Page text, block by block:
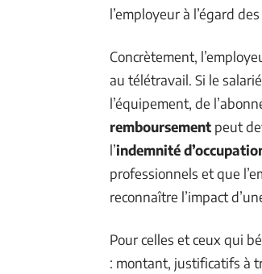
l’employeur à l’égard
Concrètement,
au télétravail. Si le
l’équipement, de
remboursement peut
l’indemnité
professionnels et que
reconnaître l’impact
Pour celles et ceux qui
: montant, justificatifs à